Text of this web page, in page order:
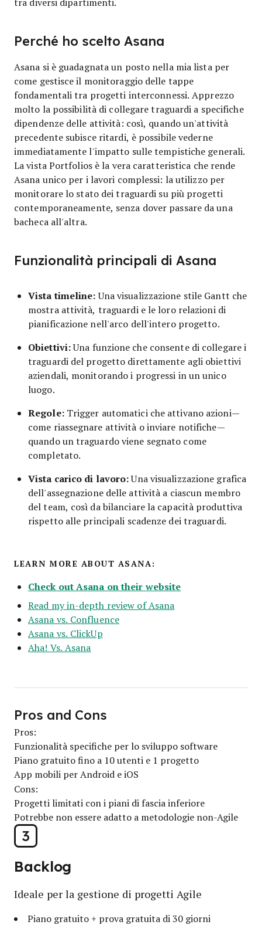
Perché ho scelto Asana
Asana si è guadagnata un posto nella mia lista per
come gestisce il monitoraggio delle tappe
fondamentali tra progetti interconnessi. Apprezzo
molto la possibilità di collegare traguardi a specifiche
dipendenze delle attività: così, quando un'attività
precedente subisce ritardi, è possibile vederne
immediatamente l'impatto sulle tempistiche generali.
La vista Portfolios è la vera caratteristica che rende
Asana unico per i lavori complessi: la utilizzo per
monitorare lo stato dei traguardi su più progetti
contemporaneamente, senza dover passare da una
bacheca all'altra.
Funzionalità principali di Asana
Vista timeline:Una visualizzazione stile Gantt che
mostra attività, traguardi e le loro relazioni di
pianificazione nell'arco dell'intero progetto.
Obiettivi:Una funzione che consente di collegare i
traguardi del progetto direttamente agli obiettivi
aziendali, monitorando i progressi in un unico
luogo.
Regole:Trigger automatici che attivano azioni—
come riassegnare attività o inviare notifiche—
quando un traguardo viene segnato come
completato.
Vista carico di lavoro:Una visualizzazione grafica
dell'assegnazione delle attività a ciascun membro
del team, così da bilanciare la capacità produttiva
rispetto alle principali scadenze dei traguardi.
LEARN MORE ABOUT ASANA:
Check out Asana on their website
Read my in-depth review of Asana
Asana vs. Confluence
Asana vs. ClickUp
Aha! Vs. Asana
3
Backlog
Ideale per la gestione di progetti Agile
Piano gratuito + prova gratuita di 30 giorni
Pros and Cons
Pros:
Funzionalità specifiche per lo sviluppo software
Piano gratuito fino a 10 utenti e 1 progetto
App mobili per Android e iOS
Cons:
Progetti limitati con i piani di fascia inferiore
Potrebbe non essere adatto a metodologie non-Agile